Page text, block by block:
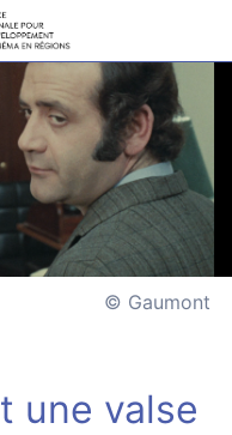
PRINCIPAL
Gaumont
une valse